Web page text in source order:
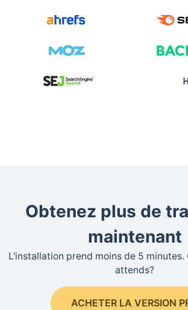
Obtenez plus de
maintenant
L'installation prend moins de 5
attends?
ACHETER LA VERSION